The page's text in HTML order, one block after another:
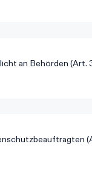
an Behörden (Art.